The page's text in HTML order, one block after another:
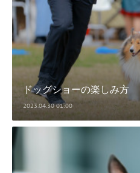
ドッグショーの楽しみ方
2023.04.30 01:00